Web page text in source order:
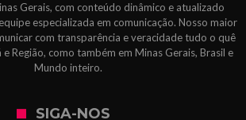
Gerais, com conteúdo dinâmico e atualizado
especializada em comunicação. Nosso maior
com transparência e veracidade tudo o quê
Região, como também em Minas Gerais, Brasil e
Mundo inteiro.
SIGA-NOS